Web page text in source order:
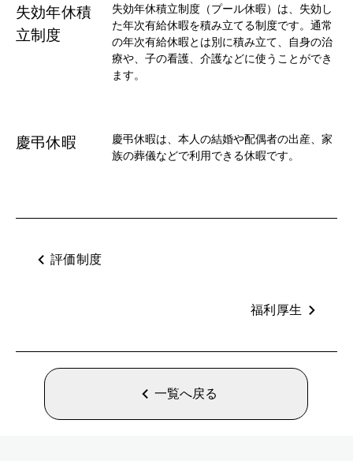
失効年休積
立制度
失効年休積立制度（プール休暇）は、失効し
た年次有給休暇を積み立てる制度です。通常
の年次有給休暇とは別に積み立て、自身の治
療や、子の看護、介護などに使うことができ
ます。
慶弔休暇
慶弔休暇は、本人の結婚や配偶者の出産、家
族の葬儀などで利用できる休暇です。
評価制度
福利厚生
一覧へ戻る